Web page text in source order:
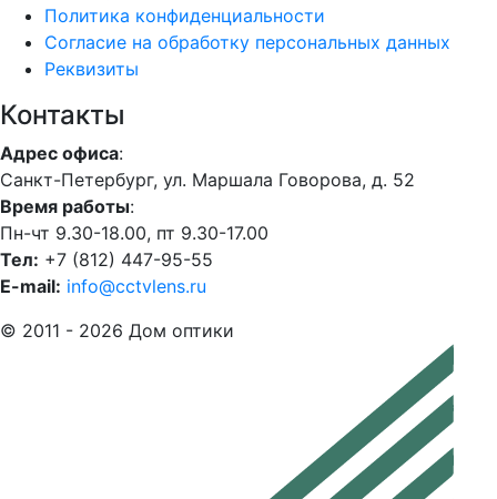
Политика конфиденциальности
Согласие на обработку персональных данных
Реквизиты
Контакты
Адрес офиса:
Санкт-Петербург, ул. Маршала Говорова, д. 52
Время работы:
Пн-чт 9.30-18.00, пт 9.30-17.00
Тел: +7 (812) 447-95-55
E-mail: info@cctvlens.ru
© 2011 - 2026 Дом оптики